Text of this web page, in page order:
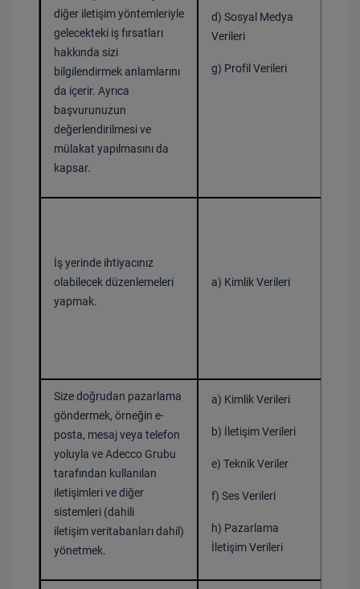
diğer iletişim yöntemleriyle
gelecekteki iş fırsatları
hakkında sizi
bilgilendirmek anlamlarını
da içerir. Ayrıca
başvurunuzun
değerlendirilmesi ve
mülakat yapılmasını da
kapsar.
d) Sosyal Medya
Verileri
g) Profil Verileri
İş yerinde ihtiyacınız
olabilecek düzenlemeleri
yapmak.
a) Kimlik Verileri
Size doğrudan pazarlama
göndermek, örneğin e-
posta, mesaj veya telefon
yoluyla ve Adecco Grubu
tarafından kullanılan
iletişimleri ve diğer
sistemleri (dahili
iletişim veritabanları dahil)
yönetmek.
a) Kimlik Verileri
b) İletişim Verileri
e) Teknik Veriler
f) Ses Verileri
h) Pazarlama
İletişim Verileri